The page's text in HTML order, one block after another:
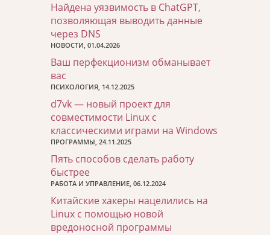
Найдена уязвимость в ChatGPT,
позволяющая выводить данные
через DNS
НОВОСТИ, 01.04.2026
Ваш перфекционизм обманывает
вас
ПСИХОЛОГИЯ, 14.12.2025
d7vk — новый проект для
совместимости Linux с
классическими играми на Windows
ПРОГРАММЫ, 24.11.2025
Пять способов сделать работу
быстрее
РАБОТА И УПРАВЛЕНИЕ, 06.12.2024
Китайские хакеры нацелились на
Linux с помощью новой
вредоносной программы